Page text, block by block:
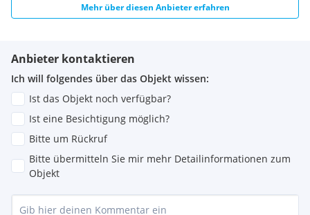
Mehr über diesen Anbieter erfahren
Anbieter kontaktieren
Ich will folgendes über das Objekt wissen:
Ist das Objekt noch verfügbar?
Ist eine Besichtigung möglich?
Bitte um Rückruf
Bitte übermitteln Sie mir mehr Detailinformationen zum
Objekt